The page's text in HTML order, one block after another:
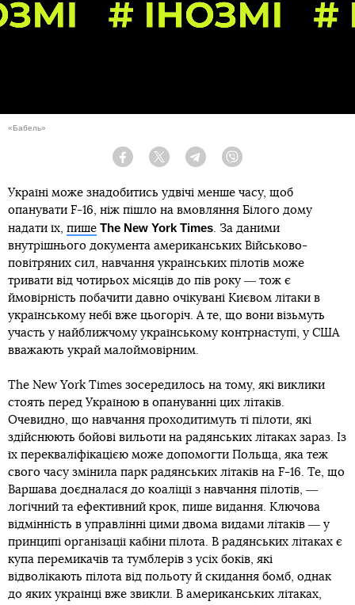
«Бабель»
Facebook Twitter Telegram
Україні може знадобитись удвічі менше часу, щоб
опанувати F-16, ніж пішло на вмовляння Білого дому
надати їх, пише The New York Times. За даними
внутрішнього документа американських Військово-
повітряних сил, навчання українських пілотів може
тривати від чотирьох місяців до пів року ― тож є
ймовірність побачити давно очікувані Києвом літаки в
українському небі вже цьогоріч. А те, що вони візьмуть
участь у найближчому українському контрнаступі, у США
вважають украй малоймовірним.
The New York Times зосередилось на тому, які виклики
стоять перед Україною в опануванні цих літаків.
Очевидно, що навчання проходитимуть ті пілоти, які
здійснюють бойові вильоти на радянських літаках зараз. Із
їх перекваліфікацією може допомогти Польща, яка теж
свого часу змінила парк радянських літаків на F-16. Те, що
Варшава доєдналася до коаліції з навчання пілотів, ―
логічний та ефективний крок, пише видання. Ключова
відмінність в управлінні цими двома видами літаків ― у
принципі організації кабіни пілота. В радянських літаках є
купа перемикачів та тумблерів з усіх боків, які
відволікають пілота від польоту й скидання бомб, однак
до яких українці вже звикли. В американських літаках,